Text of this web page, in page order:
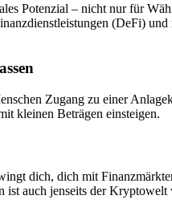
Potenzial – nicht nur für
(DeFi)
Zugang zu einer
kleinen Beträgen einsteigen.
dich, dich mit
ist auch jenseits der